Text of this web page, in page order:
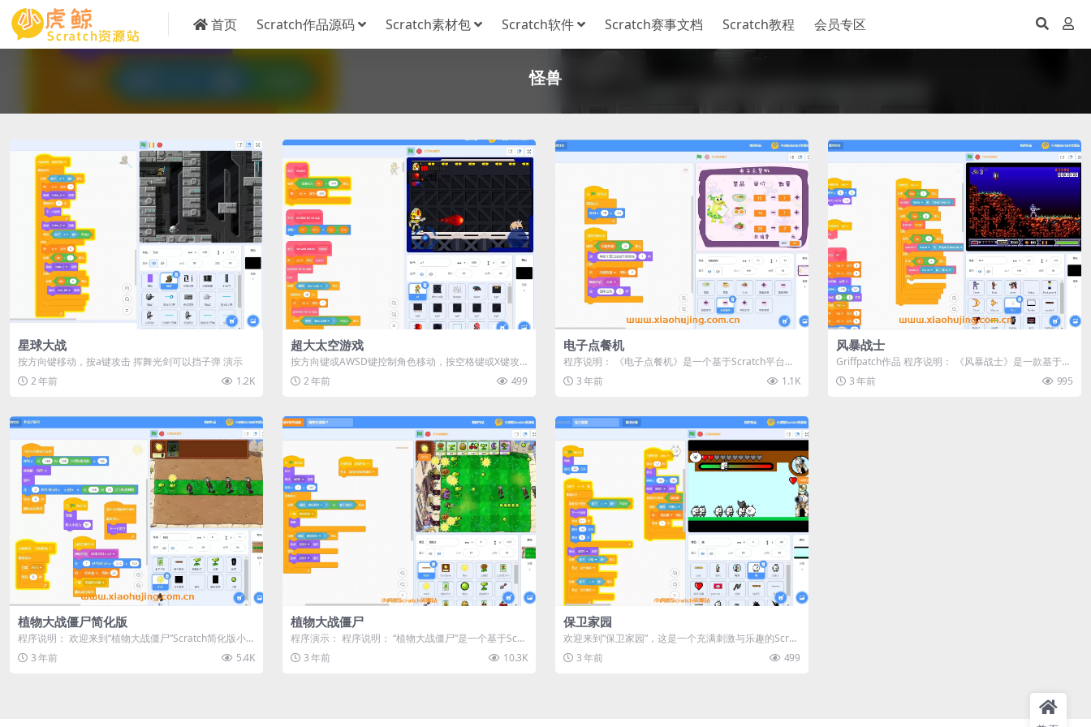
首页 Scratch作品源码 Scratch素材包 Scratch软件 Scratch赛事文档 Scratch教程 会员专区
怪兽
星球大战
按方向键移动，按a键攻击 挥舞光剑可以挡子弹 演示
2 年前
1.2K
超大太空游戏
按方向键或AWSD键控制角色移动，按空格键或X键攻
击。 程序超级大，耐心等待加载...
2 年前 499
电子点餐机
程序说明： 《电子点餐机》是一个基于Scratch平台开
发的入门级小程序，该程序...
3 年前 1.1K
风暴战士
Griffpatch作品 程序说明： 《风暴战士》是一款基于Sc
ratch平台开...
3 年前 995
植物大战僵尸简化版
程序说明： 欢迎来到“植物大战僵尸”Scratch简化版小
游戏！在这个专为小朋友...
3 年前 5.4K
植物大战僵尸
程序演示： 程序说明： “植物大战僵尸”是一个基于Scra
tch平台制作的经典塔...
3 年前 10.3K
保卫家园
欢迎来到“保卫家园”，这是一个充满刺激与乐趣的Scrat
ch程序游戏。在这个游戏...
3 年前 499